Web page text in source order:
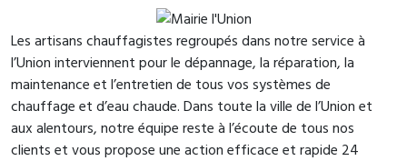
Les artisans chauffagistes regroupés dans notre service à
l’Union interviennent pour le dépannage, la réparation, la
maintenance et l’entretien de tous vos systèmes de
chauffage et d’eau chaude. Dans toute la ville de l’Union et
aux alentours, notre équipe reste à l’écoute de tous nos
clients et vous propose une action efficace et rapide 24